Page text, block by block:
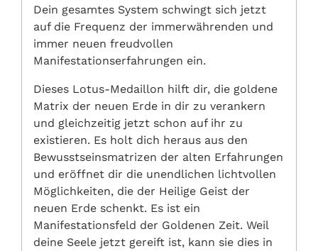
Dein gesamtes System schwingt sich jetzt
auf die Frequenz der immerwährenden und
immer neuen freudvollen
Manifestationserfahrungen ein.
Dieses Lotus-Medaillon hilft dir, die goldene
Matrix der neuen Erde in dir zu verankern
und gleichzeitig jetzt schon auf ihr zu
existieren. Es holt dich heraus aus den
Bewusstseinsmatrizen der alten Erfahrungen
und eröffnet dir die unendlichen lichtvollen
Möglichkeiten, die der Heilige Geist der
neuen Erde schenkt. Es ist ein
Manifestationsfeld der Goldenen Zeit. Weil
deine Seele jetzt gereift ist, kann sie dies in